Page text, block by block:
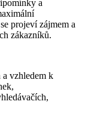
a
projeví zájmem a
zákazníků.
a vzhledem k